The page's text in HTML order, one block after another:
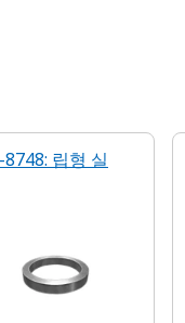
립형 실